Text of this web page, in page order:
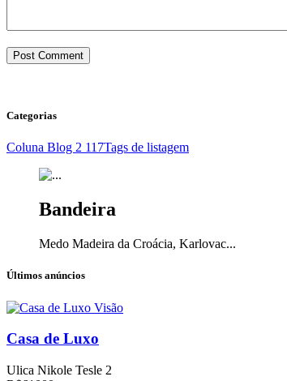
Categorias
Coluna Blog 2 117Tags de listagem
Bandeira
Medo Madeira da Croácia, Karlovac...
Últimos anúncios
Visão
Casa de Luxo
Ulica Nikole Tesle 2